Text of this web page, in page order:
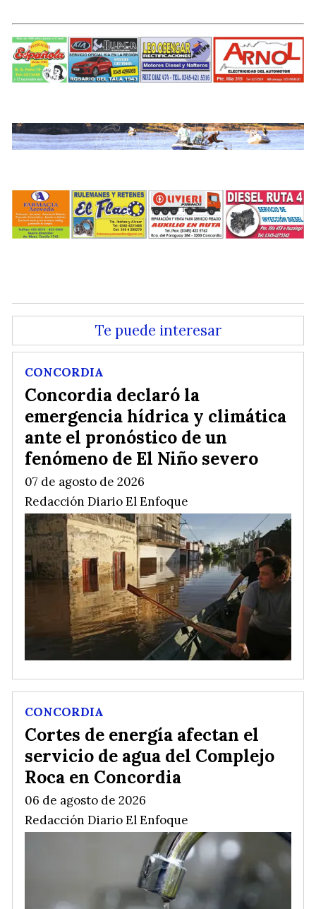
Te puede interesar
Concordia declaró la
emergencia hídrica y climática
ante el pronóstico de un
fenómeno de El Niño severo
Redacción Diario El Enfoque
CONCORDIA
07 de agosto de 2026
Cortes de energía afectan el
servicio de agua del Complejo
Roca en Concordia
Redacción Diario El Enfoque
CONCORDIA
06 de agosto de 2026